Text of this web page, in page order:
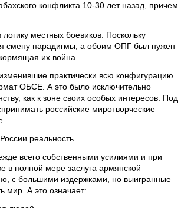
конфликта 10-30 лет назад, причем
местных боевиков. Поскольку
смену парадигмы, а обоим ОПГ был нужен
их война.
практически всю конфигурацию
ОБСЕ. А это было исключительно
как к зоне своих особых интересов. Под
российские миротворческие
реальность.
всего собственными усилиями и при
в полной мере заслуга армянской
с большими издержками, но выигранные
мир. А это означает: